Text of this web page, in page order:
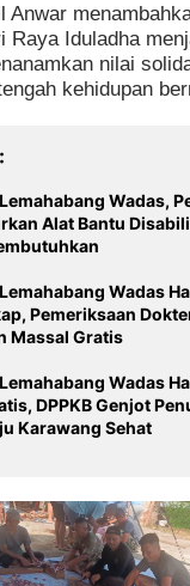
Anwar
Raya Iduladha
nilai
kehidupan
Wadas,
Alat Bantu
Wadas
Pemeriksaan
Massal Gratis
Wadas
DPPKB Genjot
Karawang Sehat